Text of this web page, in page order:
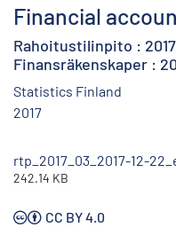
Financial
Rahoitustilinpito :
Finansräkenskaper :
Statistics Finland
2017
rtp_2017_03_2017-12-
242.14 KB
CC BY 4.0